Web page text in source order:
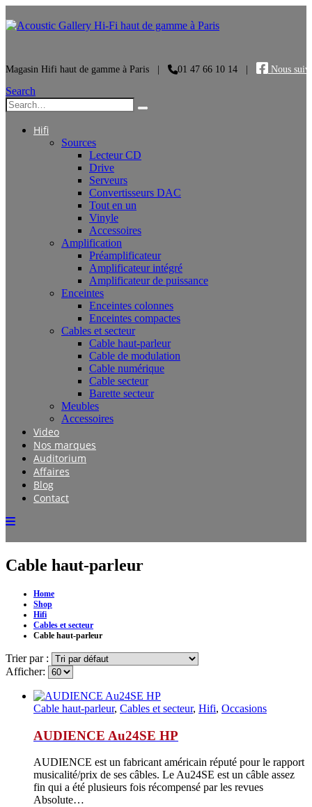
Magasin Hifi haut de gamme à Paris | 01 47 66 10 14 | Nous
Search
Hifi
Sources
Lecteur CD
Drive
Serveurs
Convertisseurs DAC
Tout en un
Vinyle
Accessoires
Amplification
Préamplificateur
Amplificateur intégré
Amplificateur de puissance
Enceintes
Enceintes colonnes
Enceintes compactes
Cables et secteur
Cable haut-parleur
Cable de modulation
Cable numérique
Cable secteur
Barette secteur
Meubles
Accessoires
Video
Nos marques
Auditorium
Affaires
Blog
Contact
Cable haut-parleur
Home
Shop
Hifi
Cables et secteur
Cable haut-parleur
Trier par :
Afficher:
Cable haut-parleur, Cables et secteur, Hifi, Occasions
AUDIENCE Au24SE HP
AUDIENCE est un fabricant américain réputé pour le rapport
musicalité/prix de ses câbles. Le Au24SE est un câble assez
fin qui a été plusieurs fois récompensé par les revues
Absolute…